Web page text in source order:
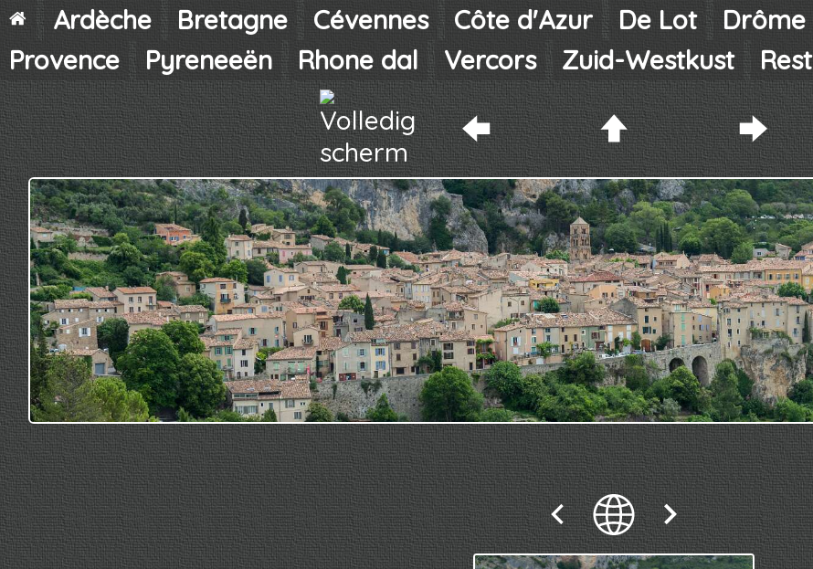
Ardèche Bretagne Cévennes Côte d'Azur De Lot Drôme
Provence
Pyreneeën Rhone dal Vercors Zuid-Westkust Rest